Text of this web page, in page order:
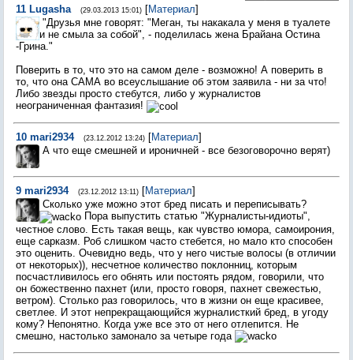
11 Lugasha (29.03.2013 15:01) [Материал]
"Друзья мне говорят: "Меган, ты накакала у меня в туалете
и не смыла за собой", - поделилась жена Брайана Остина
-Грина."
Поверить в то, что это на самом деле - возможно! А поверить в
то, что она САМА во всеуслышание об этом заявила - ни за что!
Либо звезды просто стебутся, либо у журналистов
неограниченная фантазия!
10 mari2934 (23.12.2012 13:24) [Материал]
А что еще смешней и ироничней - все безоговорочно верят)
9 mari2934 (23.12.2012 13:11) [Материал]
Сколько уже можно этот бред писать и переписывать?
Пора выпустить статью "Журналисты-идиоты",
честное слово. Есть такая вещь, как чувство юмора, самоирония,
еще сарказм. Роб слишком часто стебется, но мало кто способен
это оценить. Очевидно ведь, что у него чистые волосы (в отличии
от некоторых)), несчетное количество поклонниц, которым
посчастливилось его обнять или постоять рядом, говорили, что
он божественно пахнет (или, просто говоря, пахнет свежестью,
ветром). Столько раз говорилось, что в жизни он еще красивее,
светлее. И этот непрекращающийся журналисткий бред, в угоду
кому? Непонятно. Когда уже все это от него отлепится. Не
смешно, настолько замонало за четыре года